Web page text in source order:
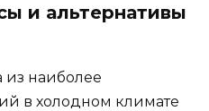
и альтернативы
из наиболее
в холодном климате